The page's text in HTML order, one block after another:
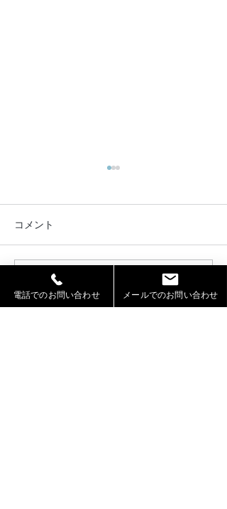
2026年お盆期間における
休業および営業について
コメント
コメントを追加…
電話でのお問い合わせ メールでのお問い合わせ